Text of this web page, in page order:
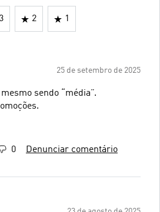
2 1
25 de setembro de 2025
sendo “média”.
0 Denunciar comentário